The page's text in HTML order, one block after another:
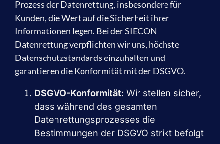
Prozess der Datenrettung, insbesondere für
Kunden, die Wert auf die Sicherheit ihrer
Informationen legen. Bei der SIECON
Datenrettung verpflichten wir uns, höchste
Datenschutzstandards einzuhalten und
garantieren die Konformität mit der DSGVO.
DSGVO-Konformität: Wir stellen sicher,
dass während des gesamten
Datenrettungsprozesses die
Bestimmungen der DSGVO strikt befolgt